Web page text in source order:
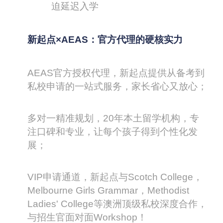
迫延迟入学
新起点×AEAS：官方代理的硬核实力
AEAS官方授权代理，新起点提供从备考到
私校申请的一站式服务，家长省心又放心；
多对一精准规划，20年本土留学机构，专
注口碑和专业，让每个孩子得到个性化发
展；
VIP申请通道，新起点与Scotch College，
Melbourne Girls Grammar，Methodist
Ladies' College等澳洲顶级私校深度合作，
与招生官面对面Workshop！